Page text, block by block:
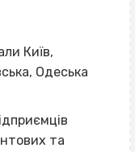
Київ,
Одеська
та